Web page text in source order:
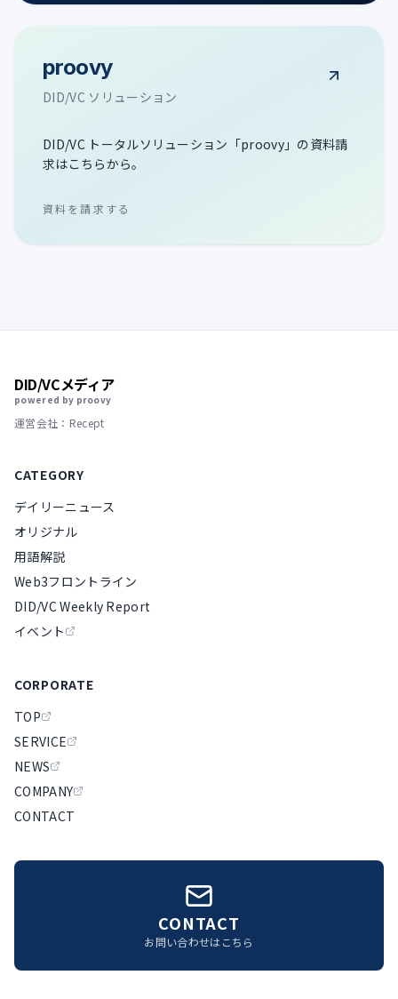
proovy
DID/VC ソリューション
DID/VC トータルソリューション「proovy」の資料請
求はこちらから。
資料を請求する
DID/VCメディア
powered by proovy
運営会社：Recept
CATEGORY
デイリーニュース
オリジナル
用語解説
Web3フロントライン
DID/VC Weekly Report
イベント
CORPORATE
TOP
SERVICE
NEWS
COMPANY
CONTACT
CONTACT
お問い合わせはこちら